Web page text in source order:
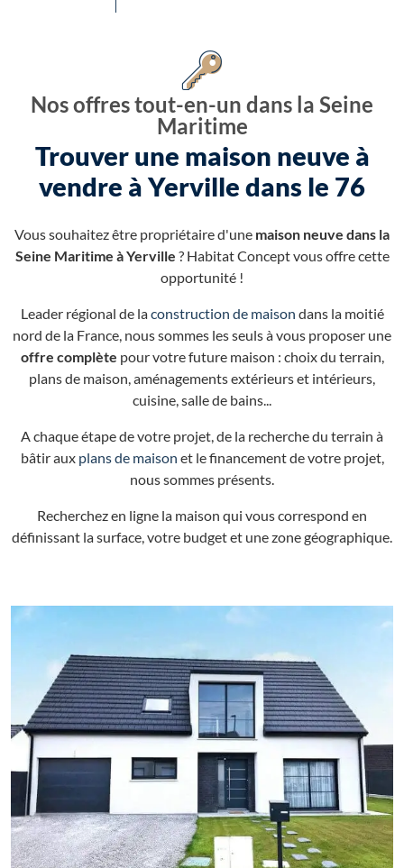
Nos offres tout-en-un dans la Seine
Maritime
Trouver une maison neuve à
vendre à Yerville dans le 76
Vous souhaitez être propriétaire d'une maison neuve dans la
Seine Maritime à Yerville ? Habitat Concept vous offre cette
opportunité !
Leader régional de laconstruction de maison dans la moitié
nord de la France, nous sommes les seuls à vous proposer une
offre complète pour votre future maison : choix du terrain,
plans de maison, aménagements extérieurs et intérieurs,
cuisine, salle de bains...
A chaque étape de votre projet, de la recherche du terrain à
bâtir aux plans de maison et le financement de votre projet,
nous sommes présents.
Recherchez en ligne la maison qui vous correspond en
définissant la surface, votre budget et une zone géographique.